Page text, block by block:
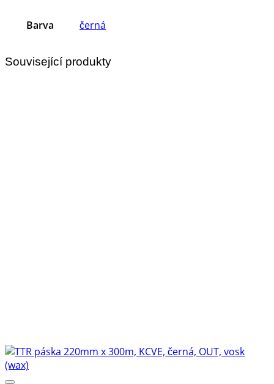
Barva černá
Související produkty